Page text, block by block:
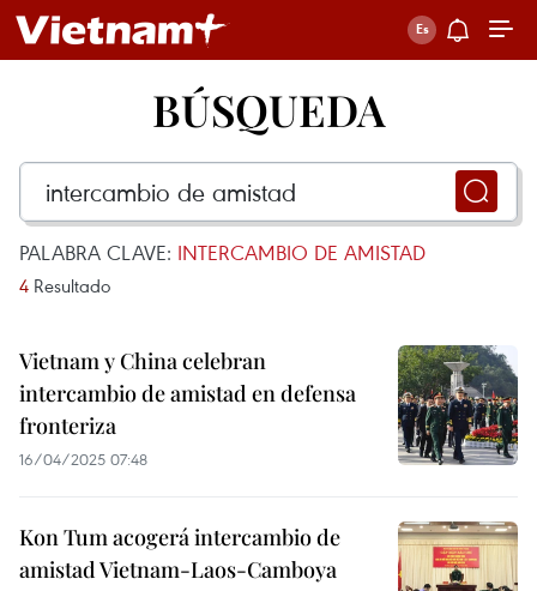
BÚSQUEDA
PALABRA CLAVE: INTERCAMBIO DE AMISTAD
4 Resultado
Vietnam y China celebran
intercambio de amistad en defensa
fronteriza
16/04/2025 07:48
Kon Tum acogerá intercambio de
amistad Vietnam-Laos-Camboya